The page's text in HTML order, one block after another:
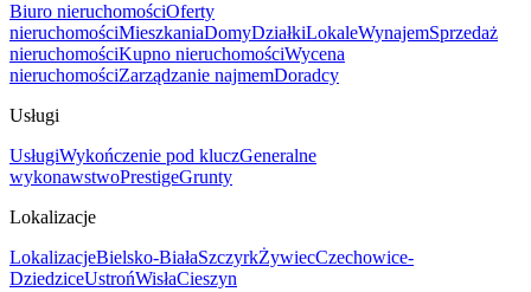
Biuro nieruchomościOferty
nieruchomościMieszkaniaDomyDziałkiLokaleWynajemSprzedaż
nieruchomościKupno nieruchomościWycena
nieruchomościZarządzanie najmemDoradcy
Usługi
UsługiWykończenie pod kluczGeneralne
wykonawstwoPrestigeGrunty
Lokalizacje
LokalizacjeBielsko-BiałaSzczyrkŻywiecCzechowice-
DziedziceUstrońWisłaCieszyn